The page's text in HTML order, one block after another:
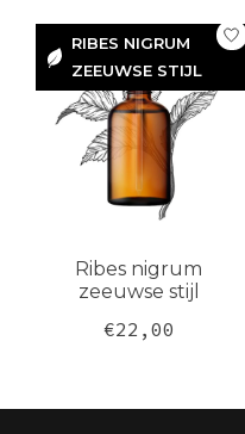
RIBES NIGRUM
ZEEUWSE STIJL
RIBES
NIGRUM
ZEEUWSE
STIJL
Ribes nigrum
zeeuwse stijl
€22,00